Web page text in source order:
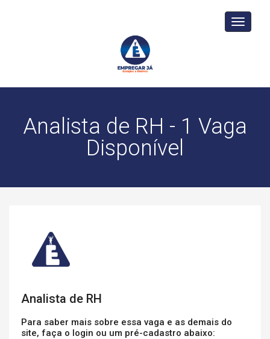
Toggle
Analista de RH - 1 Vaga
Disponível
Analista de RH
Para saber mais sobre essa vaga e as demais do
site, faça o login ou um pré-cadastro abaixo: